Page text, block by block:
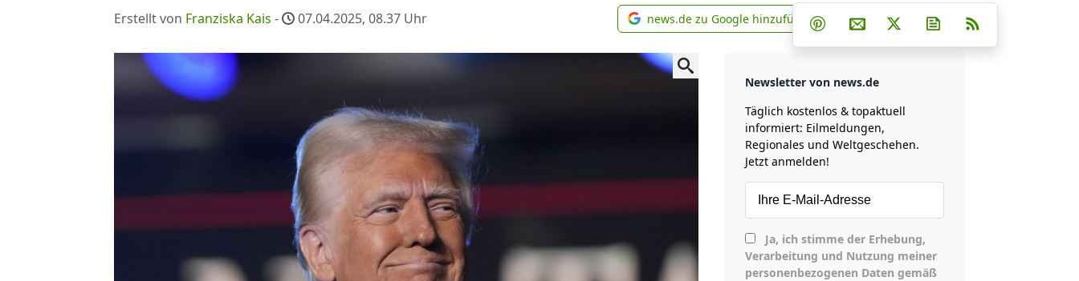
Erstellt von Franziska Kais - 07.04.2025, 08.37 Uhr news.de zu Google hinzufügen
news.de zu Google hinzufügen Teilen auf Facebook
Teilen auf Whatsapp
Teilen auf Telegram
Teilen auf Pinterest
Per E-Mail teilen
Post auf XNewsletter
Newsletter von news.de
Täglich kostenlos & topaktuell
informiert: Eilmeldungen,
Regionales und Weltgeschehen.
Jetzt anmelden!
Verarbeitung und Nutzung meiner
personenbezogenen Daten gemäß